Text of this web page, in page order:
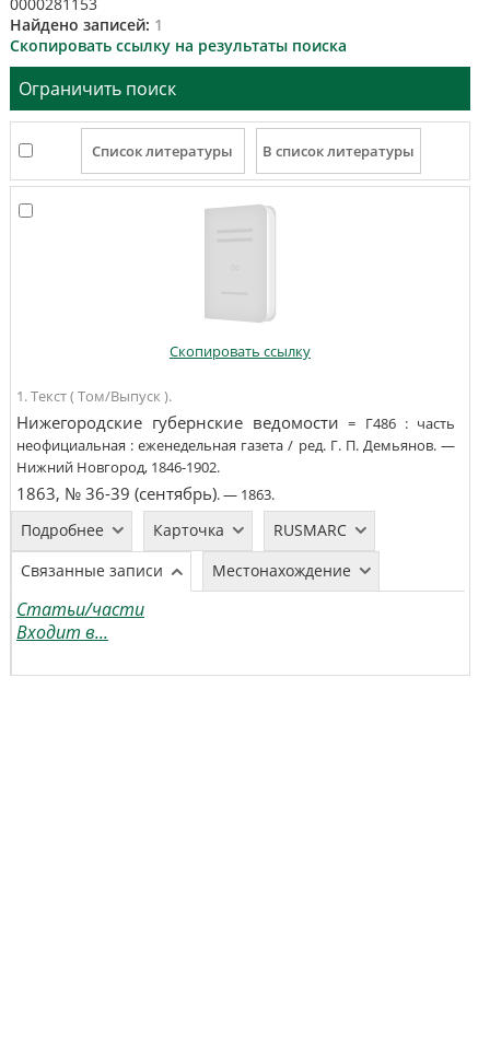
Найдено записей: 1
Скопировать ссылку на результаты поиска
Ограничить поиск
Скопировать ссылку
1. Текст ( Том/Выпуск ).
Нижегородские губернские ведомости = Г486 : часть
неофициальная : еженедельная газета / ред. Г. П. Демьянов. —
Нижний Новгород,1846-1902.
1863, № 36-39 (сентябрь). —1863.
Подробнее Карточка
RUSMARC
Связанные записи
Местонахождение
Статьи/части
Входит в...